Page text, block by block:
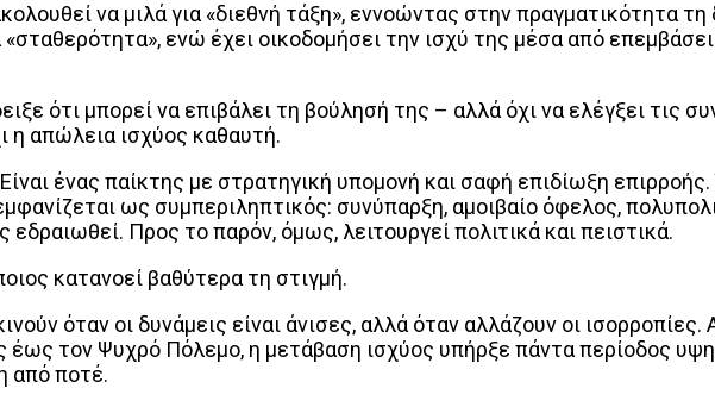
να μιλά για «διεθνή τάξη», εννοώντας στην πραγματικότητα τη
ενώ έχει οικοδομήσει την ισχύ της μέσα από
ότι μπορεί να επιβάλει τη βούλησή της – αλλά όχι να ελέγξει τις
η απώλεια ισχύος καθαυτή.
ένας παίκτης με στρατηγική υπομονή και σαφή επιδίωξη
ως συμπεριληπτικός: συνύπαρξη, αμοιβαίο όφελος,
Προς το παρόν, όμως, λειτουργεί πολιτικά και πειστικά.
κατανοεί βαθύτερα τη στιγμή.
όταν οι δυνάμεις είναι άνισες, αλλά όταν αλλάζουν οι
έως τον Ψυχρό Πόλεμο, η μετάβαση ισχύος υπήρξε πάντα περίοδος
από ποτέ.